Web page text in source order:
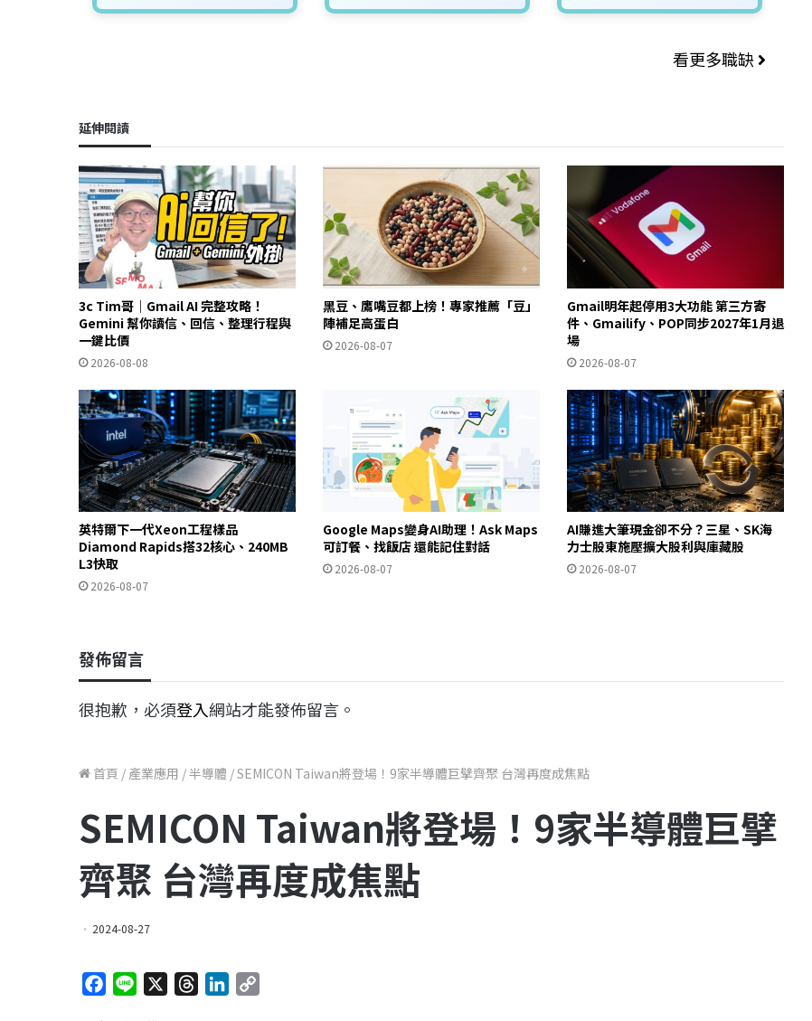
看更多職缺
延伸閱讀
3c Tim哥｜Gmail AI 完整攻略！
Gemini 幫你讀信、回信、整理行程與
一鍵比價
2026-08-08
黑豆、鷹嘴豆都上榜！專家推薦「豆」
陣補足高蛋白
2026-08-07
Gmail明年起停用3大功能 第三方寄
件、Gmailify、POP同步2027年1月退
場
2026-08-07
英特爾下一代Xeon工程樣品
Diamond Rapids搭32核心、240MB
L3快取
2026-08-07
Google Maps變身AI助理！Ask Maps
可訂餐、找飯店 還能記住對話
2026-08-07
AI賺進大筆現金卻不分？三星、SK海
力士股東施壓擴大股利與庫藏股
2026-08-07
發佈留言
很抱歉，必須登入網站才能發佈留言。